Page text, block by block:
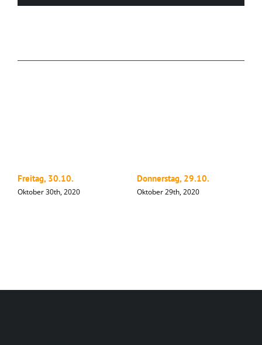
Freitag, 30.10.
Oktober 30th, 2020
Donnerstag, 29.10.
Oktober 29th, 2020